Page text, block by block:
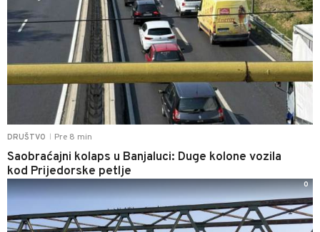
DRUŠTVO Pre 8 min
Saobraćajni kolaps u Banjaluci: Duge kolone vozila
kod Prijedorske petlje
0